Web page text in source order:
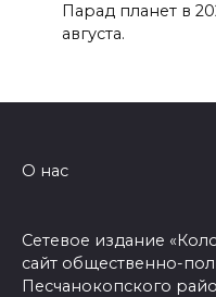
Парад планет в
августа.
О нас
Сетевое издание
сайт общественно-
Песчанокопского